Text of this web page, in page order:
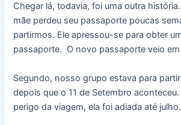
Chegar lá, todavia, foi uma outra
mãe perdeu seu passaporte poucas
partirmos. Ele apressou-se para obter
passaporte. O novo passaporte veio em
Segundo, nosso grupo estava para
depois que o 11 de Setembro
perigo da viagem, ela foi adiada até julho.